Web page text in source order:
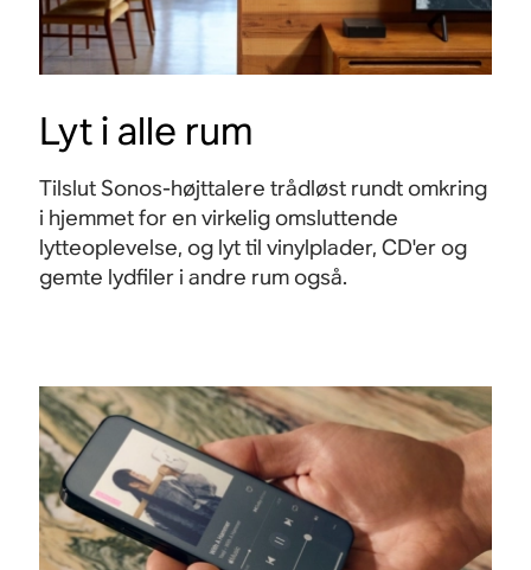
Lyt i alle rum
Tilslut Sonos-højttalere trådløst rundt omkring
i hjemmet for en virkelig omsluttende
lytteoplevelse, og lyt til vinylplader, CD'er og
gemte lydfiler i andre rum også.